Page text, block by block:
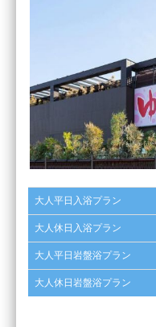
大人平日入浴プラン
大人休日入浴プラン
大人平日岩盤浴プラン
大人休日岩盤浴プラン